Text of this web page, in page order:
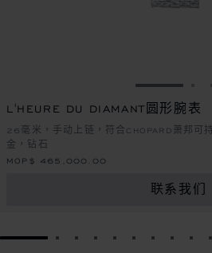
转到幻灯
L'HEURE DU DIAMANT圆形腕表
26毫米，手动上链，符合CHOPARD萧邦可
金，钻石
MOP$ 465,000.00
联系我们
GO TO SLIDE 1GO TO SLIDE 2
GO TO SLIDE 3
GO TO SLIDE 4
GO TO SLIDE 5
GO TOGO TO
GO